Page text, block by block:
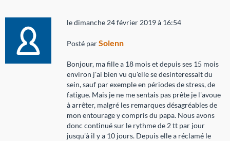
le dimanche 24 février 2019 à 16:54
Posté parSolenn
Bonjour, ma fille a 18 mois et depuis ses 15 mois
environ j'ai bien vu qu'elle se desinteressait du
sein, sauf par exemple en périodes de stress, de
fatigue. Mais je ne me sentais pas prête je l'avoue
à arrêter, malgré les remarques désagréables de
mon entourage y compris du papa. Nous avons
donc continué sur le rythme de 2 tt par jour
jusqu'à il y a 10 jours. Depuis elle a réclamé le